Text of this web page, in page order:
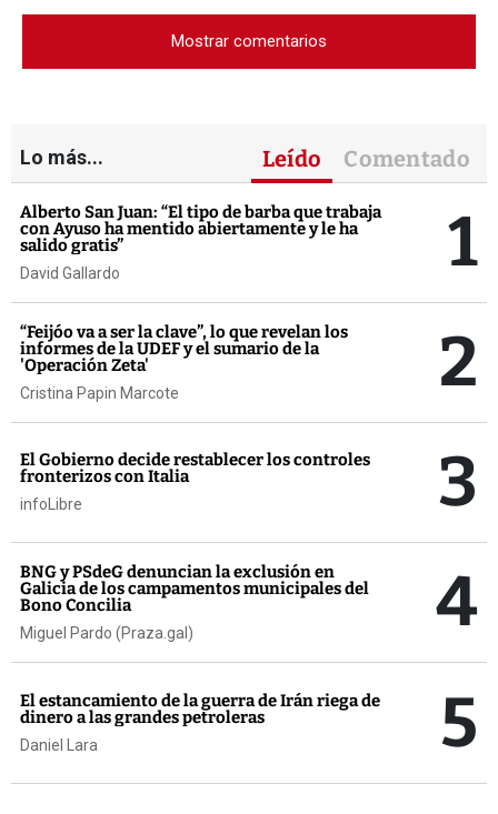
Mostrar comentarios
Lo más... Leído Comentado
Alberto San Juan: “El tipo de barba que trabaja
con Ayuso ha mentido abiertamente y le ha
salido gratis”
David Gallardo 1
“Feijóo va a ser la clave”, lo que revelan los
informes de la UDEF y el sumario de la
'Operación Zeta'
Cristina Papin Marcote 2
El Gobierno decide restablecer los controles
fronterizos con Italia
infoLibre 3
BNG y PSdeG denuncian la exclusión en
Galicia de los campamentos municipales del
Bono Concilia
Miguel Pardo (Praza.gal) 4
El estancamiento de la guerra de Irán riega de
dinero a las grandes petroleras
Daniel Lara 5